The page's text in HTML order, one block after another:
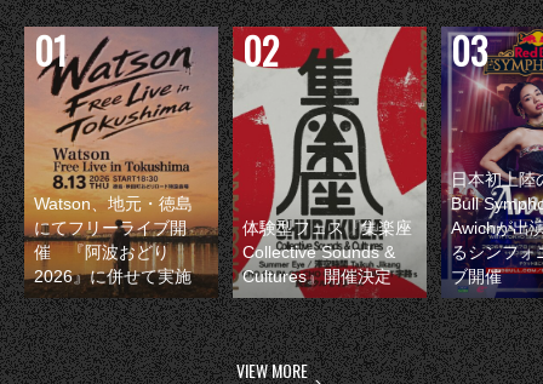
Watson、地元・徳島
にてフリーライブ開
催 『阿波おどり
2026』に併せて実施
体験型フェス『集楽座
Collective Sounds &
Cultures』開催決定
日本初上陸
Bull
Awichが出
るシンフォ
ブ開催
VIEW MORE